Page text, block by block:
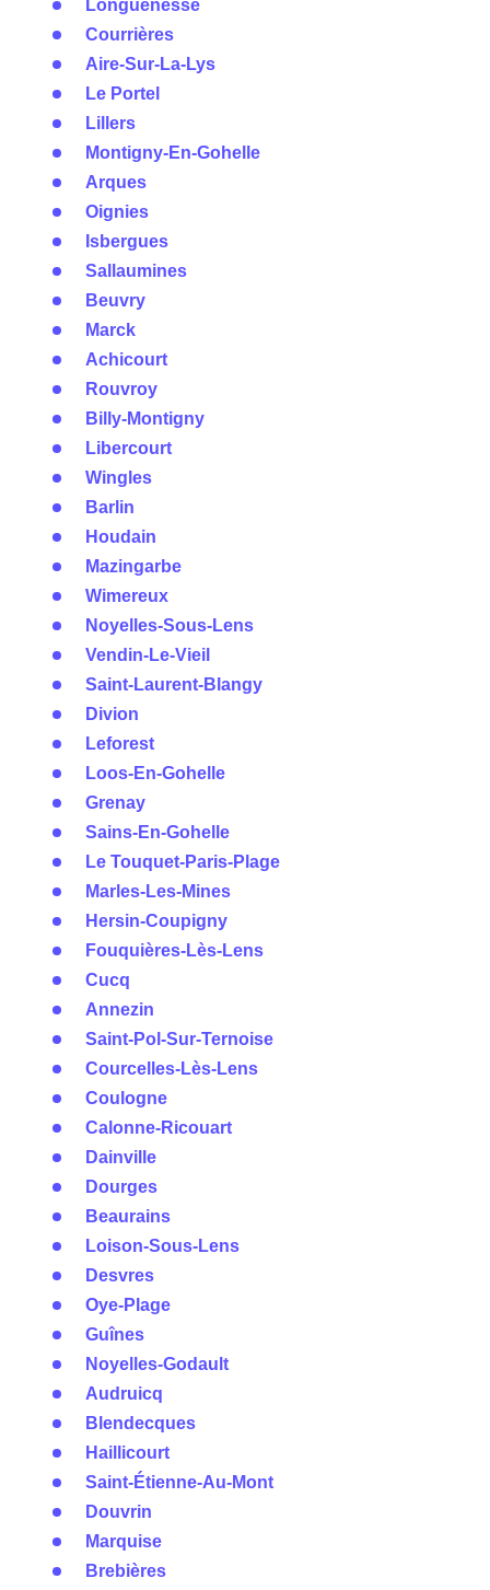
Longuenesse
Courrières
Aire-Sur-La-Lys
Le Portel
Lillers
Montigny-En-Gohelle
Arques
Oignies
Isbergues
Sallaumines
Beuvry
Marck
Achicourt
Rouvroy
Billy-Montigny
Libercourt
Wingles
Barlin
Houdain
Mazingarbe
Wimereux
Noyelles-Sous-Lens
Vendin-Le-Vieil
Saint-Laurent-Blangy
Divion
Leforest
Loos-En-Gohelle
Grenay
Sains-En-Gohelle
Le Touquet-Paris-Plage
Marles-Les-Mines
Hersin-Coupigny
Fouquières-Lès-Lens
Cucq
Annezin
Saint-Pol-Sur-Ternoise
Courcelles-Lès-Lens
Coulogne
Calonne-Ricouart
Dainville
Dourges
Beaurains
Loison-Sous-Lens
Desvres
Oye-Plage
Guînes
Noyelles-Godault
Audruicq
Blendecques
Haillicourt
Saint-Étienne-Au-Mont
Douvrin
Marquise
Brebières